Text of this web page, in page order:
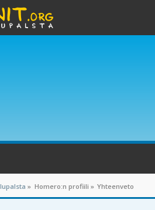
» Homero:n profiili » Yhteenveto